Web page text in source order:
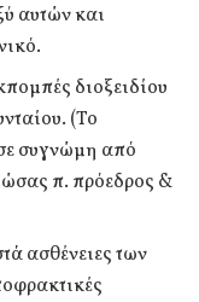
αυτών και
διοξειδίου
(Το
συγνώμη από
π. πρόεδρος &
ασθένειες των